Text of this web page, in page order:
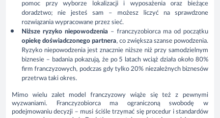
pomoc przy wyborze lokalizacji i wyposażenia oraz bieżące
doradztwo; nie jesteś sam – możesz liczyć na sprawdzone
rozwiązania wypracowane przez sieć.
Niższe ryzyko niepowodzenia – franczyzobiorca ma od początku
opiekę doświadczonego partnera, co zwiększa szanse powodzenia.
Ryzyko niepowodzenia jest znacznie niższe niż przy samodzielnym
biznesie – badania pokazują, że po 5 latach wciąż działa około 80%
firm franczyzowych, podczas gdy tylko20% niezależnych biznesów
przetrwa taki okres.
Mimo wielu zalet model franczyzowy wiąże się też z pewnymi
wyzwaniami. Franczyzobiorca ma ograniczoną swobodę w
podejmowaniu decyzji – musi ściśle trzymać się procedur i standardów